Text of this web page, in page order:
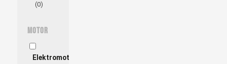
(0)
Motor
Elektromotor